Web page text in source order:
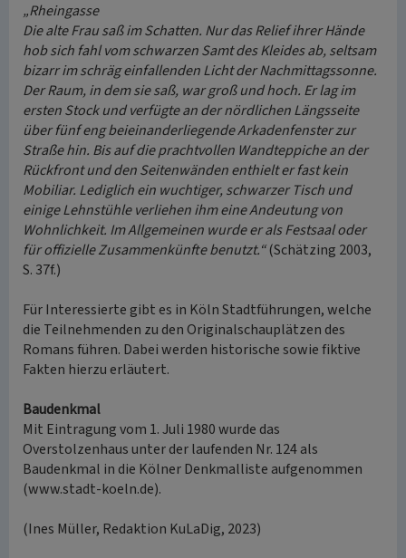
„Rheingasse
Die alte Frau saß im Schatten. Nur das Relief ihrer Hände
hob sich fahl vom schwarzen Samt des Kleides ab, seltsam
bizarr im schräg einfallenden Licht der Nachmittagssonne.
Der Raum, in dem sie saß, war groß und hoch. Er lag im
ersten Stock und verfügte an der nördlichen Längsseite
über fünf eng beieinanderliegende Arkadenfenster zur
Straße hin. Bis auf die prachtvollen Wandteppiche an der
Rückfront und den Seitenwänden enthielt er fast kein
Mobiliar. Lediglich ein wuchtiger, schwarzer Tisch und
einige Lehnstühle verliehen ihm eine Andeutung von
Wohnlichkeit. Im Allgemeinen wurde er als Festsaal oder
für offizielle Zusammenkünfte benutzt.“(Schätzing 2003,
S. 37f.)
Für Interessierte gibt es in Köln Stadtführungen, welche
die Teilnehmenden zu den Originalschauplätzen des
Romans führen. Dabei werden historische sowie fiktive
Fakten hierzu erläutert.
Baudenkmal
Mit Eintragung vom 1. Juli 1980 wurde das
Overstolzenhaus unter der laufenden Nr. 124 als
Baudenkmal in die Kölner Denkmalliste aufgenommen
(www.stadt-koeln.de).
(Ines Müller, Redaktion KuLaDig, 2023)